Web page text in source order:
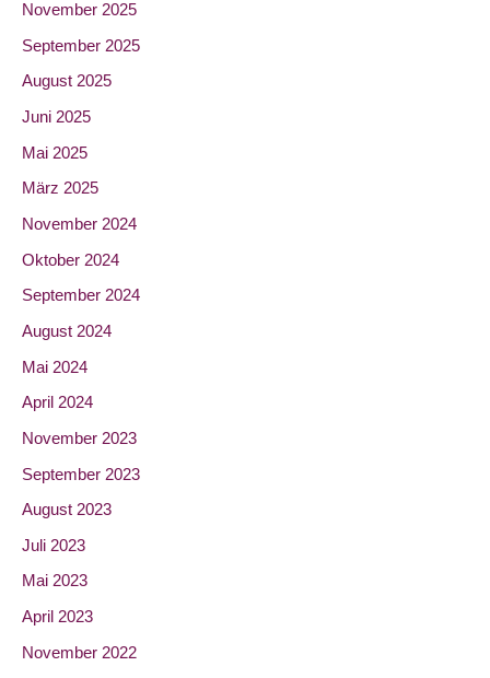
November 2025
September 2025
August 2025
Juni 2025
Mai 2025
März 2025
November 2024
Oktober 2024
September 2024
August 2024
Mai 2024
April 2024
November 2023
September 2023
August 2023
Juli 2023
Mai 2023
April 2023
November 2022